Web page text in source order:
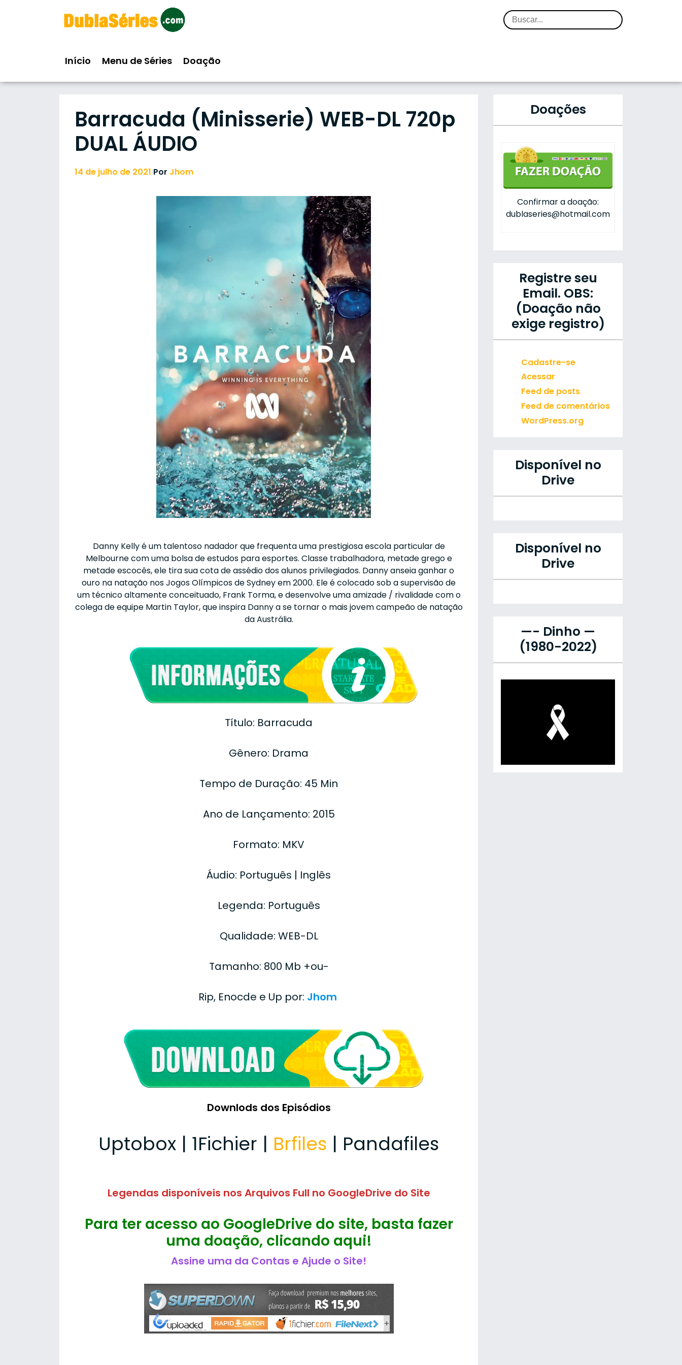
Início Menu de Séries Doação
Barracuda (Minisserie) WEB-DL 720p
DUAL ÁUDIO
14 de julho de 2021 Por Jhom
Danny Kelly é um talentoso nadador que frequenta uma prestigiosa escola particular de
Melbourne com uma bolsa de estudos para esportes. Classe trabalhadora, metade grego e
metade escocês, ele tira sua cota de assédio dos alunos privilegiados. Danny anseia ganhar o
ouro na natação nos Jogos Olímpicos de Sydney em 2000. Ele é colocado sob a supervisão de
um técnico altamente conceituado, Frank Torma, e desenvolve uma amizade / rivalidade com o
colega de equipe Martin Taylor, que inspira Danny a se tornar o mais jovem campeão de natação
da Austrália.
Título: Barracuda
Gênero: Drama
Tempo de Duração: 45 Min
Ano de Lançamento: 2015
Formato: MKV
Áudio: Português | Inglês
Legenda: Português
Qualidade: WEB-DL
Tamanho: 800 Mb +ou-
Rip, Enocde e Up por: Jhom
Downlods dos Episódios
Uptobox | 1Fichier | Brfiles | Pandafiles
Legendas disponíveis nos Arquivos Full no GoogleDrive do Site
Para ter acesso ao GoogleDrive do site, basta fazer
uma doação, clicando aqui!
Assine uma da Contas e Ajude o Site!
Doações
Confirmar a doação:
dublaseries@hotmail.com
Registre seu
Email. OBS:
(Doação não
exige registro)
Cadastre-se
Acessar
Feed de posts
Feed de comentários
WordPress.org
Disponível no
Drive
Disponível no
Drive
—- Dinho —
(1980-2022)